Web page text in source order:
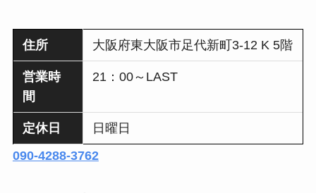
住所 大阪府東大阪市足代新町3-12 K 5階
営業時
間
21：00～LAST
定休日
日曜日
090-4288-3762